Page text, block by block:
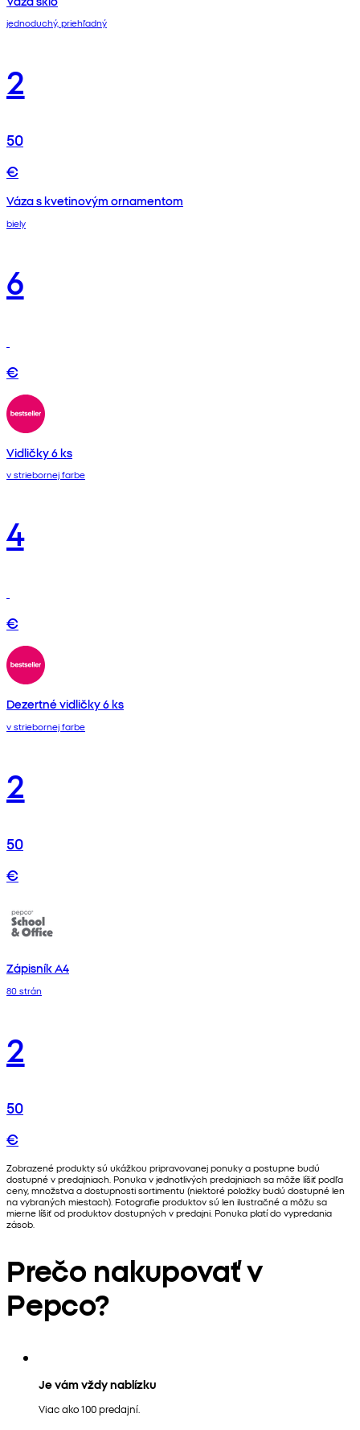
jednoduchý, priehľadný
2
50
€
Váza s kvetinovým ornamentom
biely
6
€
Vidličky 6 ks
v striebornej farbe
4
€
Dezertné vidličky 6 ks
v striebornej farbe
2
50
€
Zápisník A4
80 strán
2
50
€
Zobrazené produkty sú ukážkou pripravovanej ponuky a postupne budú
dostupné v predajniach. Ponuka v jednotlivých predajniach sa môže líšiť podľa
ceny, množstva a dostupnosti sortimentu (niektoré položky budú dostupné len
na vybraných miestach). Fotografie produktov sú len ilustračné a môžu sa
mierne líšiť od produktov dostupných v predajni. Ponuka platí do vypredania
zásob.
Prečo nakupovať v
Pepco?
Je vám vždy nablízku
Viac ako 100 predajní.